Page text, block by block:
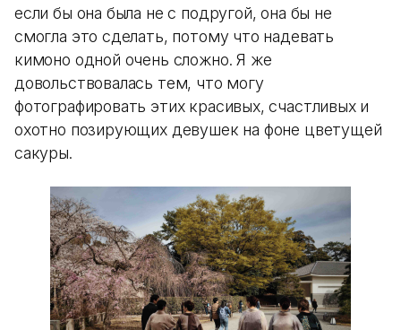
если бы она была не с подругой, она бы не
смогла это сделать, потому что надевать
кимоно одной очень сложно. Я же
довольствовалась тем, что могу
фотографировать этих красивых, счастливых и
охотно позирующих девушек на фоне цветущей
сакуры.